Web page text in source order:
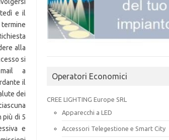
Operatori Economici
CREE LIGHTING Europe SRL
Apparecchi a LED
Accessori Telegestione e Smart City